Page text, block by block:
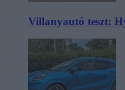
Villanyautó teszt: